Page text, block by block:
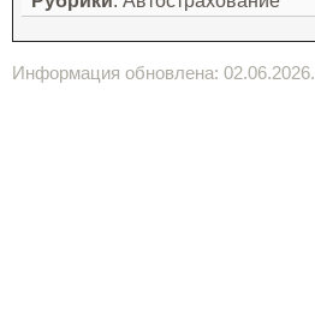
Информация обновлена: 02.06.2026.